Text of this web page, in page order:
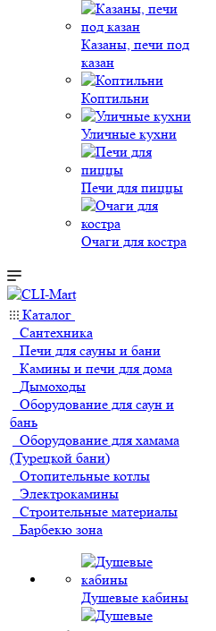
Казаны, печи под
казан
Коптильни
Уличные кухни
Печи для пиццы
Очаги для костра
Каталог
Сантехника
Печи для сауны и бани
Камины и печи для дома
Дымоходы
Оборудование для саун и
бань
Оборудование для хамама
(Турецкой бани)
Отопительные котлы
Электрокамины
Строительные материалы
Барбекю зона
Душевые кабины